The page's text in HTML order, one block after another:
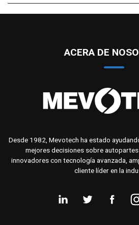
ACERA DE
Desde 1982, Mevotech ha estado
mejores decisiones sobre
innovadores con tecnología avanzada,
cliente líder en la